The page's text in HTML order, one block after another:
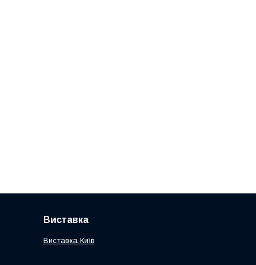
Виставка
Виставка Київ